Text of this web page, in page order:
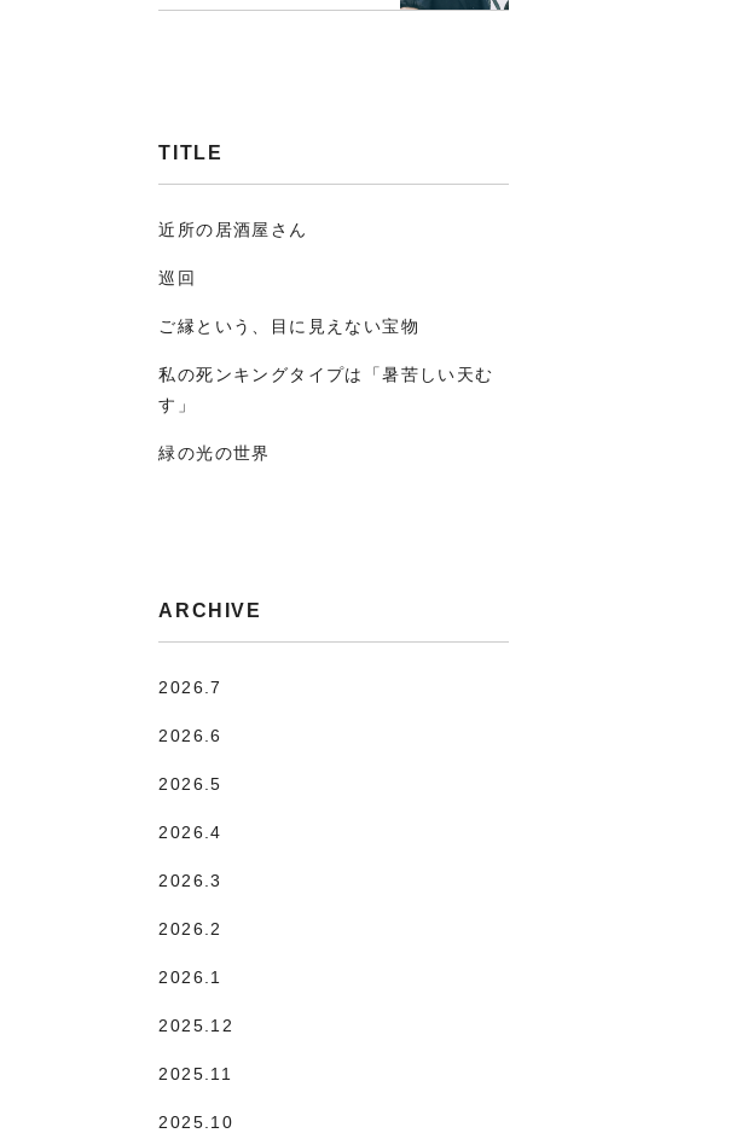
TITLE
近所の居酒屋さん
巡回
ご縁という、目に見えない宝物
私の死ンキングタイプは「暑苦しい天む
す」
緑の光の世界
ARCHIVE
2026.7
2026.6
2026.5
2026.4
2026.3
2026.2
2026.1
2025.12
2025.11
2025.10